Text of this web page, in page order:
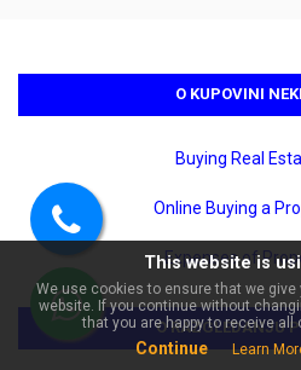
O KUPOVINI
Buying Real
Online Buying a
Expenses of
O RAZGLEDANJU
Pozovite
nas
WhatsApp
This website is
We use cookies to ensure that we
website. If you continue without
that you are happy to receive
Continue Learn
🏠 Pitajte o Stan 1+1 pogodan
Crystal Nova Residence!
×